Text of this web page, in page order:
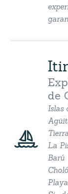


de
Islas
La
Barú